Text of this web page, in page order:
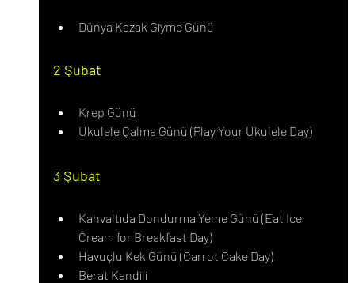
Dünya Kazak Giyme Günü
2 Şubat
Krep Günü
Ukulele Çalma Günü (Play Your Ukulele Day)
3 Şubat
Kahvaltıda Dondurma Yeme Günü (Eat Ice
Cream for Breakfast Day)
Havuçlu Kek Günü (Carrot Cake Day)
Berat Kandili